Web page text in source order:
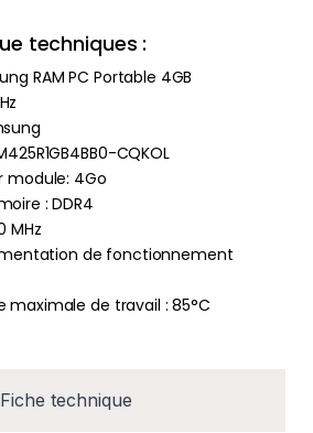
Fiche technique
techniques :
RAM PC Portable 4GB
CQKOL
module: 4Go
: DDR4
MHz
de fonctionnement
maximale de travail : 85°C